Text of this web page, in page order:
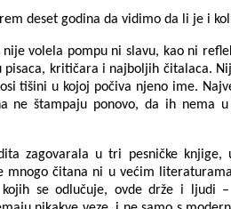
deset godina da vidimo da li je i
nije volela pompu ni slavu, kao ni
pisaca, kritičara i najboljih čitalaca.
tišini u kojoj počiva njeno ime.
ne štampaju ponovo, da ih nema
zagovarala u tri pesničke
mnogo čitana ni u većim
se odlučuje, ovde drže i ljudi